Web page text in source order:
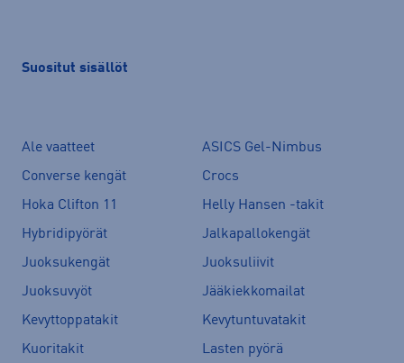
Suositut sisällöt
Ale vaatteet
ASICS Gel-Nimbus
Converse kengät
Crocs
Hoka Clifton 11
Helly Hansen -takit
Hybridipyörät
Jalkapallokengät
Juoksukengät
Juoksuliivit
Juoksuvyöt
Jääkiekkomailat
Kevyttoppatakit
Kevytuntuvatakit
Kuoritakit
Lasten pyörä